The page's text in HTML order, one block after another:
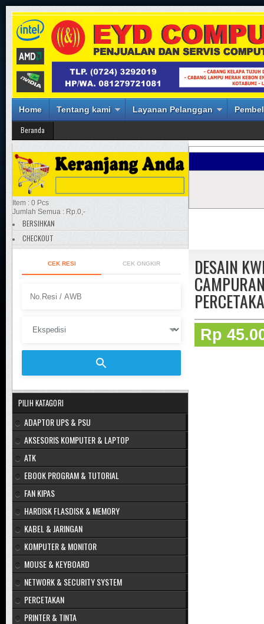
Home Tentang kami Layanan Pelanggan
Beranda
DESAIN
Rp
Item : 0 Pcs
Jumlah Semua : Rp.0,-
BERSIHKAN
CHECKOUT
CEK RESI CEK ONGKIR
PILIH KATAGORI
ADAPTOR UPS & PSU
AKSESORIS KOMPUTER & LAPTOP
ATK
EBOOK PROGRAM & TUTORIAL
FAN KIPAS
HARDISK FLASDISK & MEMORY
KABEL & JARINGAN
KOMPUTER & MONITOR
MOUSE & KEYBOARD
NETWORK & SECURITY SYSTEM
PERCETAKAN
PRINTER & TINTA